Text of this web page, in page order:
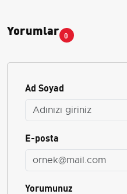
Yorumlar 0
Ad Soyad
E-posta
Yorumunuz